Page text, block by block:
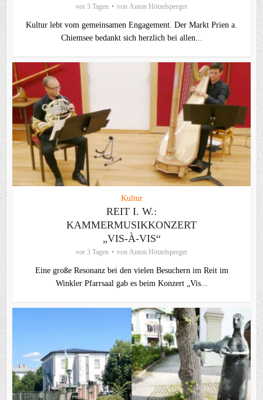
vor 3 Tagen von Anton Hötzelsperger
Kultur lebt vom gemeinsamen Engagement. Der Markt Prien a.
Chiemsee bedankt sich herzlich bei allen...
Kultur
REIT I. W.:
KAMMERMUSIKKONZERT
„VIS-À-VIS“
vor 3 Tagen von Anton Hötzelsperger
Eine große Resonanz bei den vielen Besuchern im Reit im
Winkler Pfarrsaal gab es beim Konzert „Vis...